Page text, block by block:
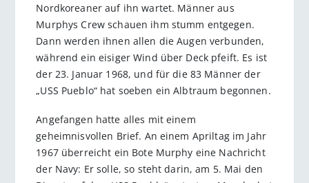
Nordkoreaner auf ihn wartet. Männer aus
Murphys Crew schauen ihm stumm entgegen.
Dann werden ihnen allen die Augen verbunden,
während ein eisiger Wind über Deck pfeift. Es ist
der 23. Januar 1968, und für die 83 Männer der
„USS Pueblo“ hat soeben ein Albtraum begonnen.
Angefangen hatte alles mit einem
geheimnisvollen Brief. An einem Apriltag im Jahr
1967 überreicht ein Bote Murphy eine Nachricht
der Navy: Er solle, so steht darin, am 5. Mai den